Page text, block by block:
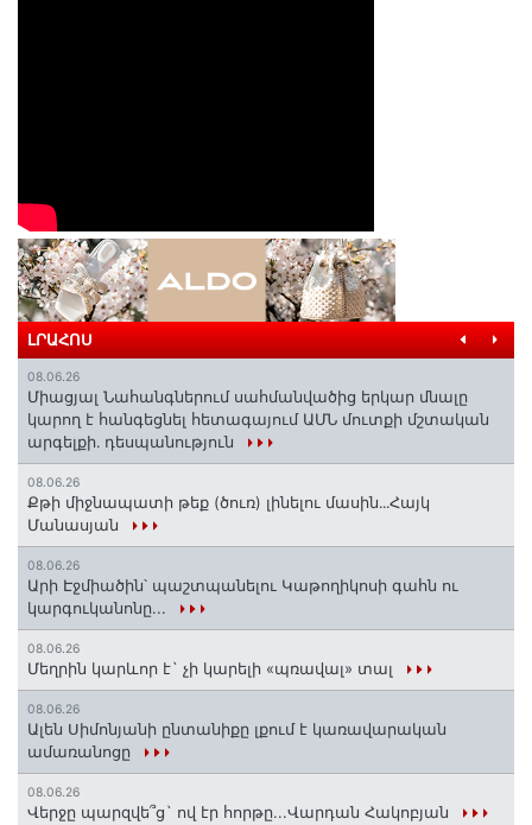
ԼՐԱՀՈՍ
08.06.26
Միացյալ Նահանգներում սահմանվածից երկար մնալը
կարող է հանգեցնել հետագայում ԱՄՆ մուտքի մշտական
արգելքի․ դեսպանություն
08.06.26
Քթի միջնապատի թեք (ծուռ) լինելու մասին․․․Հայկ
Մանասյան
08.06.26
Արի Էջմիածին՝ պաշտպանելու Կաթողիկոսի գահն ու
կարգուկանոնը...
08.06.26
Մեղրին կարևոր է` չի կարելի «պռավալ» տալ
08.06.26
Ալեն Սիմոնյանի ընտանիքը լքում է կառավարական
ամառանոցը
08.06.26
Վերջը պարզվե՞ց` ով էր հորթը...Վարդան Հակոբյան